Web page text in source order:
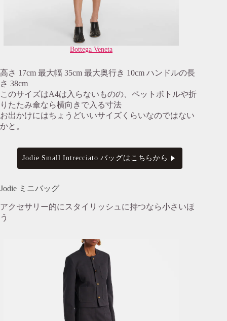
Bottega Veneta
高さ 17cm 最大幅 35cm 最大奥行き 10cm ハンドルの長
さ 38cm
このサイズはA4は入らないものの、ペットボトルや折
りたたみ傘なら横向きで入る寸法
お出かけにはちょうどいいサイズくらいなのではない
かと。
Jodie Small Intrecciato バッグはこちらから
Jodie ミニバッグ
アクセサリー的にスタイリッシュに持つなら小さいほ
う